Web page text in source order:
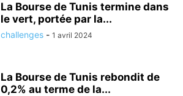
La Bourse de Tunis termine dans
le vert, portée par la...
challenges - 1 avril 2024
La Bourse de Tunis rebondit de
0,2% au terme de la...